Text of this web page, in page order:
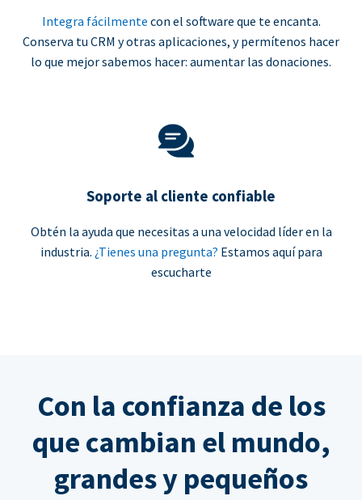
Integra fácilmente con el software que te encanta.
Conserva tu CRM y otras aplicaciones, y permítenos hacer
lo que mejor sabemos hacer: aumentar las donaciones.
Soporte al cliente confiable
Obtén la ayuda que necesitas a una velocidad líder en la
industria. ¿Tienes una pregunta? Estamos aquí para
escucharte
Con la confianza de los
que cambian el mundo,
grandes y pequeños